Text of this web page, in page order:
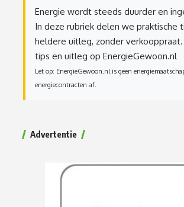
Energie wordt steeds duurder en
In deze rubriek delen we praktische
heldere uitleg, zonder verkooppraat.
tips en uitleg op EnergieGewoon.nl
Let op: EnergieGewoon.nl is geen
energiecontracten af.
Advertentie